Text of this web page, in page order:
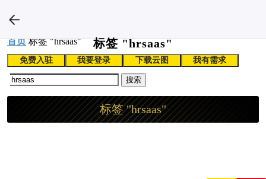
标签 "hrsaas"
首页 标签 "hrsaas"
免费入驻 我要登录 下载云图 我有需求
搜索
标签 "hrsaas"